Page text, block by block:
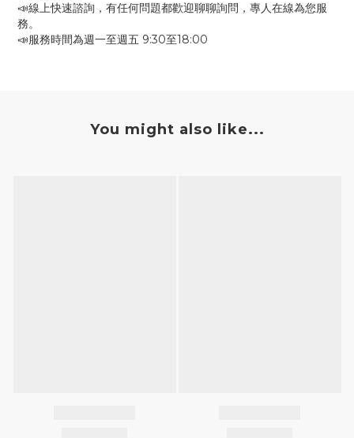
📣線上快速諮詢，有任何問題都歡迎聊聊詢問，專人在線為您服
務。
📣服務時間為週一至週五 9:30至18:00
You might also like...